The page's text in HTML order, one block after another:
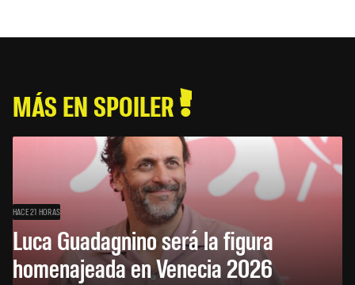
MÁS EN SPOILER
HACE 21 HORAS
Luca Guadagnino será la figura
homenajeada en Venecia 2026